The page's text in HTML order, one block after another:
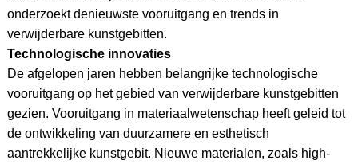
onderzoekt denieuwste vooruitgang en trends in
verwijderbare kunstgebitten.
Technologische innovaties
De afgelopen jaren hebben belangrijke technologische
vooruitgang op het gebied van verwijderbare kunstgebitten
gezien. Vooruitgang in materiaalwetenschap heeft geleid tot
de ontwikkeling van duurzamere en esthetisch
aantrekkelijke kunstgebit. Nieuwe materialen, zoals high-